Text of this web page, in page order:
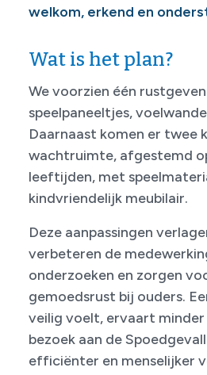
welkom, erkend en
Wat is het plan?
We voorzien één
speelpaneeltjes,
Daarnaast komen er twee
wachtruimte, afgestemd
leeftijden, met
kindvriendelijk meubilair.
Deze aanpassingen
verbeteren de
onderzoeken en zorgen
gemoedsrust bij ouders.
veilig voelt, ervaart minder
bezoek aan de
efficiënter en menselijker